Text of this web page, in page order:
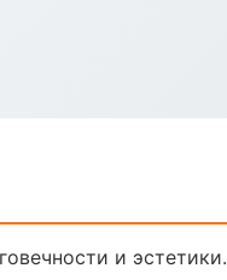
и эстетики.